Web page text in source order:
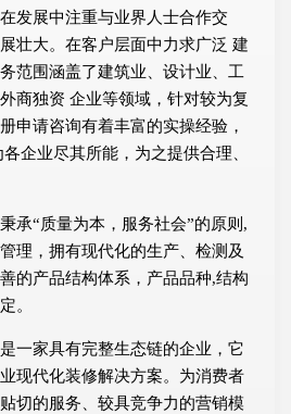
发展中注重与业界人士合作交
壮大。在客户层面中力求广泛 建
范围涵盖了建筑业、设计业、工
商独资 企业等领域，针对较为复
申请咨询有着丰富的实操经验，
企业尽其所能，为之提供合理、
承“质量为本，服务社会”的原则,
理，拥有现代化的生产、检测及
的产品结构体系，产品品种,结构
。
一家具有完整生态链的企业，它
现代化装修解决方案。为消费者
切的服务、较具竞争力的营销模